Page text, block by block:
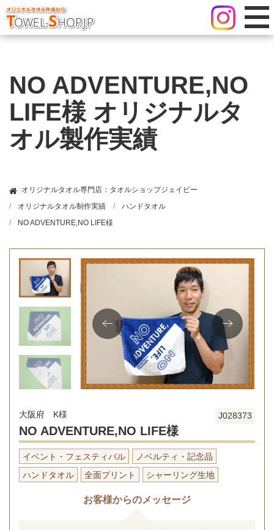
NO ADVENTURE,NO
LIFE様 オリジナルタ
オル製作実績
オリジナルタオル専門店：タオルショップジェイピー
オリジナルタオル制作実績
ハンドタオル
NO ADVENTURE,NO LIFE様
J028373
大阪府 K様
NO ADVENTURE,NO LIFE様
イベント・フェスティバル
ノベルティ・記念品
ハンドタオル
全面プリント シャーリング生地
お客様からのメッセージ